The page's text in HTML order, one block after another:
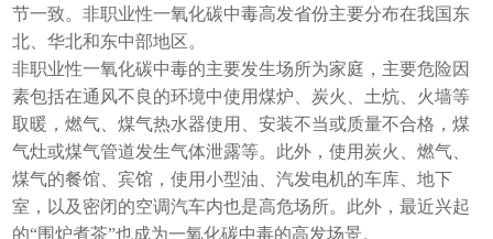
节一致。非职业性一氧化碳中毒高发省份主要分布在我国东
北、华北和东中部地区。
非职业性一氧化碳中毒的主要发生场所为家庭，主要危险因
素包括在通风不良的环境中使用煤炉、炭火、土炕、火墙等
取暖，燃气、煤气热水器使用、安装不当或质量不合格，煤
气灶或煤气管道发生气体泄露等。此外，使用炭火、燃气、
煤气的餐馆、宾馆，使用小型油、汽发电机的车库、地下
室，以及密闭的空调汽车内也是高危场所。此外，最近兴起
的“围炉煮茶”也成为一氧化碳中毒的高发场景。